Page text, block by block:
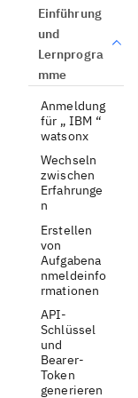
Einführung
und
Lernprogra
mme
Anmeldung
für „ IBM “
watsonx
Wechseln
zwischen
Erfahrunge
n
Erstellen
von
Aufgabena
nmeldeinfo
rmationen
API-
Schlüssel
und
Bearer-
Token
generieren